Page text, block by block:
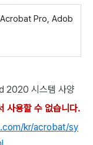
Pro, Adob
시스템 사양
용할 수 없습니다.
kr/acrobat/sy